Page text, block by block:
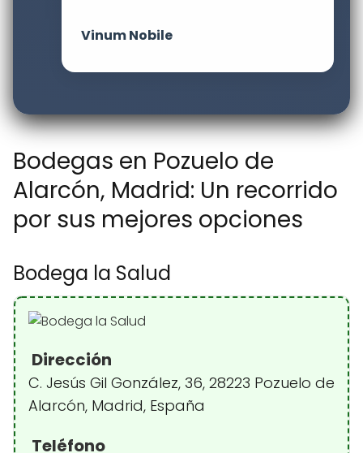
Vinum Nobile
Bodegas en Pozuelo de
Alarcón, Madrid: Un recorrido
por sus mejores opciones
Bodega la Salud
Dirección
C. Jesús Gil González, 36, 28223 Pozuelo de
Alarcón, Madrid, España
Teléfono